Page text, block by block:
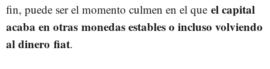
fin, puede ser el momento culmen en el que el capital
acaba en otras monedas estables o incluso volviendo
al dinero fiat.